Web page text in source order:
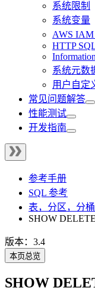
系统限制
系统变量
AWS
HTTP
系统元数
用户自定
常见问题解答
性能测试
开发指南
参考手册
SQL 参考
表，分区，分桶
SHOW DELETE
版本：3.4
本页总览
SHOW